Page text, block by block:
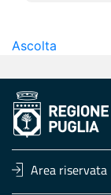
Ascolta
Area riservata